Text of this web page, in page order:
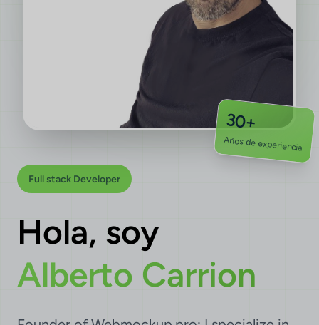
Full stack Developer
Hola, soy
Alberto Carrion
30+
Años de experiencia